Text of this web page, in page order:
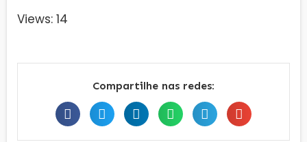
Views: 14
Compartilhe nas redes: